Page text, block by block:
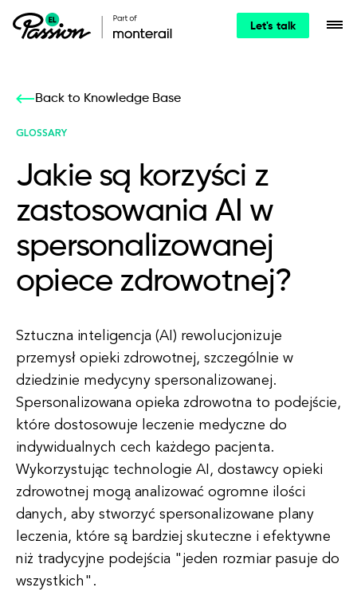
Let's talk
Back to Knowledge Base
GLOSSARY
Jakie są korzyści z
zastosowania AI w
spersonalizowanej
opiece zdrowotnej?
Sztuczna inteligencja (AI) rewolucjonizuje
przemysł opieki zdrowotnej, szczególnie w
dziedzinie medycyny spersonalizowanej.
Spersonalizowana opieka zdrowotna to podejście,
które dostosowuje leczenie medyczne do
indywidualnych cech każdego pacjenta.
Wykorzystując technologie AI, dostawcy opieki
zdrowotnej mogą analizować ogromne ilości
danych, aby stworzyć spersonalizowane plany
leczenia, które są bardziej skuteczne i efektywne
niż tradycyjne podejścia "jeden rozmiar pasuje do
wszystkich".